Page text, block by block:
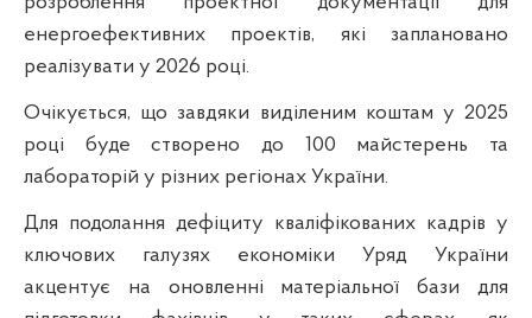
енергоефективних проектів, які заплановано
реалізувати у 2026 році.
Очікується, що завдяки виділеним коштам у 2025
році буде створено до 100 майстерень та
лабораторій у різних регіонах України.
Для подолання дефіциту кваліфікованих кадрів у
ключових галузях економіки Уряд України
акцентує на оновленні матеріальної бази для